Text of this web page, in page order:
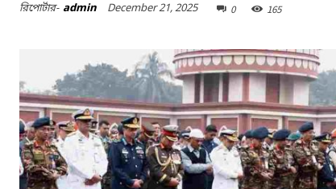
রিপোর্টার- admin December 21, 2025 0 165